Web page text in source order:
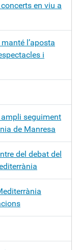
en viu a
l’aposta
i
seguiment
de Manresa
del debat del